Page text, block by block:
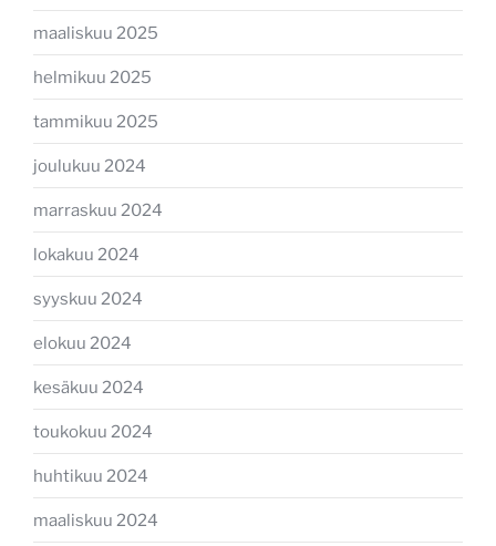
maaliskuu 2025
helmikuu 2025
tammikuu 2025
joulukuu 2024
marraskuu 2024
lokakuu 2024
syyskuu 2024
elokuu 2024
kesäkuu 2024
toukokuu 2024
huhtikuu 2024
maaliskuu 2024